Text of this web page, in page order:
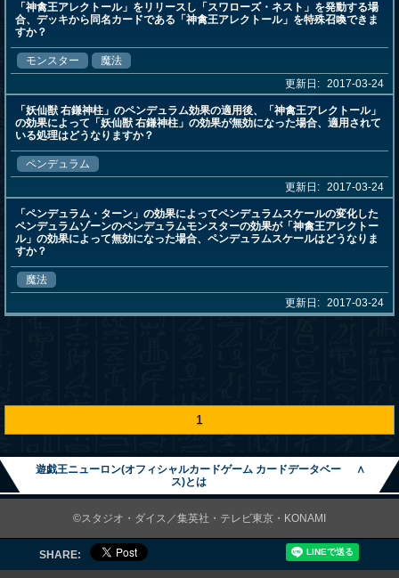
「神禽王アレクトール」をリリースし「スワローズ・ネスト」を発動する場
合、デッキから同名カードである「神禽王アレクトール」を特殊召喚できま
すか？
モンスター
魔法
更新日: 2017-03-24
「妖仙獣 右鎌神柱」のペンデュラム効果の適用後、「神禽王アレクトール」
の効果によって「妖仙獣 右鎌神柱」の効果が無効になった場合、適用されて
いる処理はどうなりますか？
ペンデュラム
更新日: 2017-03-24
「ペンデュラム・ターン」の効果によってペンデュラムスケールの変化した
ペンデュラムゾーンのペンデュラムモンスターの効果が「神禽王アレクトー
ル」の効果によって無効になった場合、ペンデュラムスケールはどうなりま
すか？
魔法
更新日: 2017-03-24
1
遊戯王ニューロン(オフィシャルカードゲーム カードデータベー
ス)とは
∧
©スタジオ・ダイス／集英社・テレビ東京・KONAMI
SHARE: